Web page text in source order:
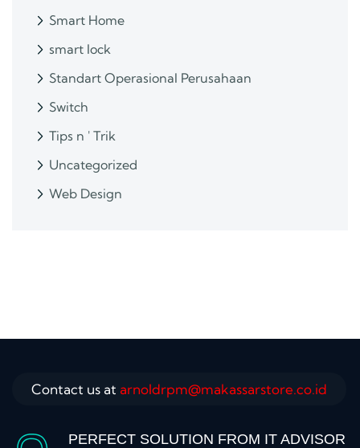
Smart Home
smart lock
Standart Operasional Perusahaan
Switch
Tips n ' Trik
Uncategorized
Web Design
Contact us at arnoldrpm@makassarstore.co.id
PERFECT SOLUTION FROM IT ADVISOR